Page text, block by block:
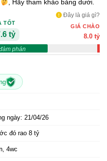
, Hãy tham khảo bảng dưới.
Đây là giá gì?
TỐT
tỷ
phán
GIÁ CHÀO
8.0 tỷ
ngày: 21/04/26
đó rao 8 tỷ
4wc